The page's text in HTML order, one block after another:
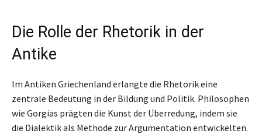
Die Rolle der Rhetorik in der
Antike
Im Antiken Griechenland erlangte die Rhetorik eine
zentrale Bedeutung in der Bildung und Politik. Philosophen
wie Gorgias prägten die Kunst der Überredung, indem sie
die Dialektik als Methode zur Argumentation entwickelten.